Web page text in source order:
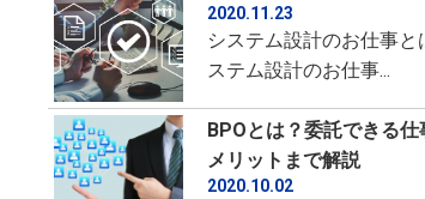
2020.11.23
システム設計のお仕事と
ステム設計のお仕事...
BPOとは？委託できる仕
メリットまで解説
2020.10.02